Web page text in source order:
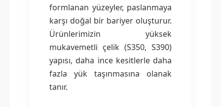
formlanan yüzeyler, paslanmaya
karşı doğal bir bariyer oluşturur.
Ürünlerimizin yüksek
mukavemetli çelik (S350, S390)
yapısı, daha ince kesitlerle daha
fazla yük taşınmasına olanak
tanır.